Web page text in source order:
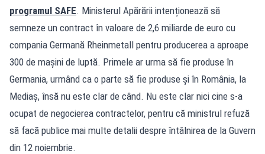
programul SAFE. Ministerul Apărării intenționează să
semneze un contract în valoare de 2,6 miliarde de euro cu
compania Germană Rheinmetall pentru producerea a aproape
300 de mașini de luptă. Primele ar urma să fie produse în
Germania, urmând ca o parte să fie produse și în România, la
Mediaș, însă nu este clar de când. Nu este clar nici cine s-a
ocupat de negocierea contractelor, pentru că ministrul refuză
să facă publice mai multe detalii despre întâlnirea de la Guvern
din 12 noiembrie.